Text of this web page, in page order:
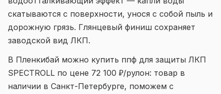
скатываются с поверхности, унося с собой пыль и
дорожную грязь. Глянцевый финиш сохраняет
заводской вид ЛКП.
В Пленкибай можно купить ппф для защиты ЛКП
SPECTROLL по цене 72 100 ₽/рулон: товар в
наличии в Санкт-Петербурге, поможем с